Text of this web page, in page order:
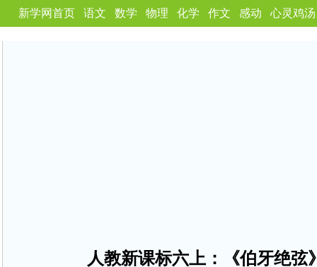
新学网首页 语文 数学 物理 化学 作文 感动 心灵鸡汤
人教新课标六上：《伯牙绝弦